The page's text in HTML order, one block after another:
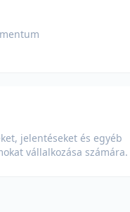
jelentéseket és egyéb
vállalkozása számára.